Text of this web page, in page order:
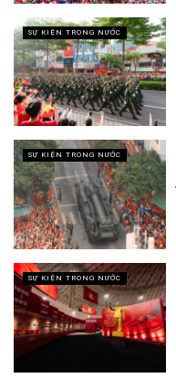
SỰ KIỆN TRONG NƯỚC
SỰ KIỆN TRONG NƯỚC
SỰ KIỆN TRONG NƯỚC